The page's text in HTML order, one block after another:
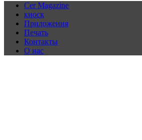
Cer Magazine
киоск
Приложения
Печать
Контакты
О нас